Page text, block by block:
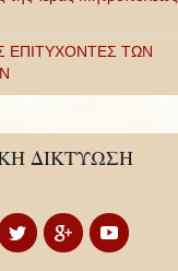
ΕΠΙΤΥΧΟΝΤΕΣ ΤΩΝ
ΔΙΚΤΥΩΣΗ